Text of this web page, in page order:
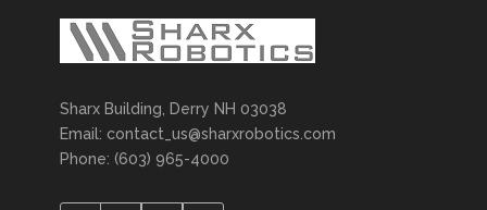
Sharx Building, Derry NH 03038
Email: contact_us@sharxrobotics.com
Phone: (603) 965-4000